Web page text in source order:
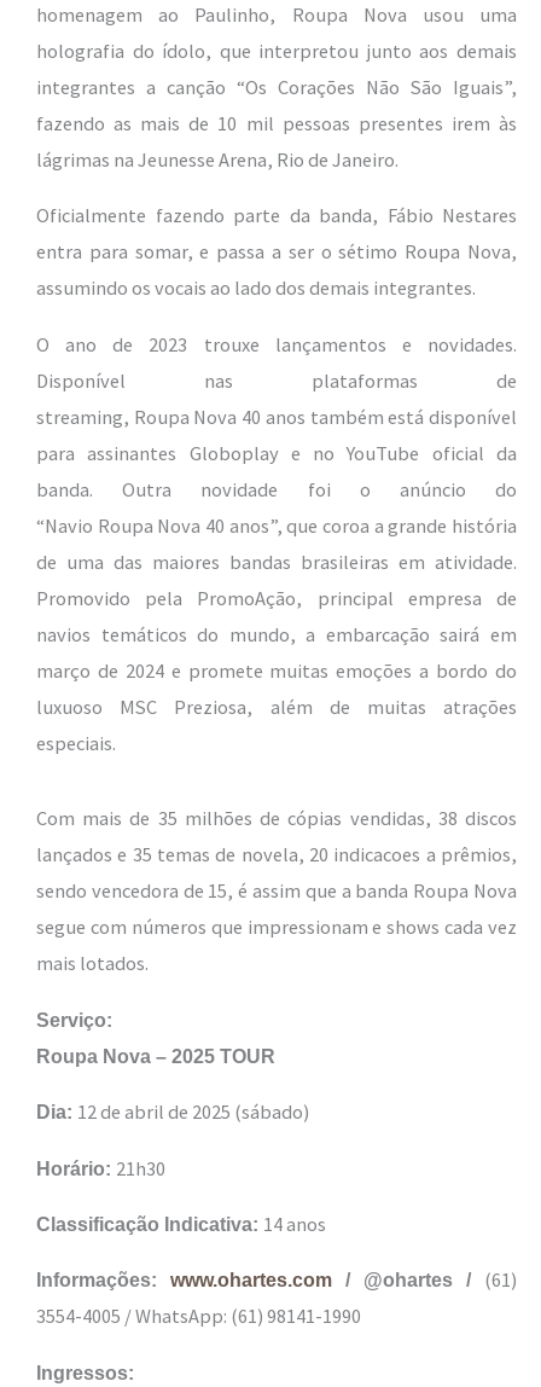
homenagem ao Paulinho, Roupa Nova usou uma
holografia do ídolo, que interpretou junto aos demais
integrantes a canção “Os Corações Não São Iguais”,
fazendo as mais de 10 mil pessoas presentes irem às
lágrimas na Jeunesse Arena, Rio de Janeiro.
Oficialmente fazendo parte da banda, Fábio Nestares
entra para somar, e passa a ser o sétimo Roupa Nova,
assumindo os vocais ao lado dos demais integrantes.
O ano de 2023 trouxe lançamentos e novidades.
Disponível nas plataformas de
streaming, Roupa Nova 40 anos também está disponível
para assinantes Globoplay e no YouTube oficial da
banda. Outra novidade foi o anúncio do
“Navio Roupa Nova 40 anos”, que coroa a grande história
de uma das maiores bandas brasileiras em atividade.
Promovido pela PromoAção, principal empresa de
navios temáticos do mundo, a embarcação sairá em
março de 2024 e promete muitas emoções a bordo do
luxuoso MSC Preziosa, além de muitas atrações
especiais.
Com mais de 35 milhões de cópias vendidas, 38 discos
lançados e 35 temas de novela, 20 indicacoes a prêmios,
sendo vencedora de 15, é assim que a banda Roupa Nova
segue com números que impressionam e shows cada vez
mais lotados.
Serviço:
Roupa Nova – 2025 TOUR
Dia: 12 de abril de 2025 (sábado)
Horário: 21h30
Classificação Indicativa: 14 anos
Informações: www.ohartes.com / @ohartes / (61)
3554-4005 / WhatsApp: (61) 98141-1990
Ingressos: